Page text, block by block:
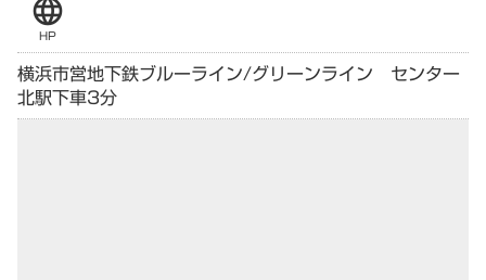
language
HP
横浜市営地下鉄ブルーライン/グリーンライン センター
北駅下車3分